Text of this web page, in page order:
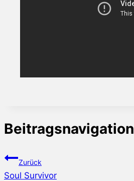
Beitragsnavigation
Zurück
Soul Survivor